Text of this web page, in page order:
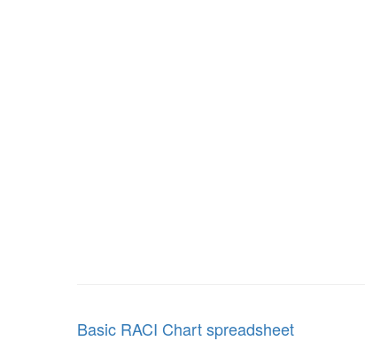
Basic RACI Chart spreadsheet